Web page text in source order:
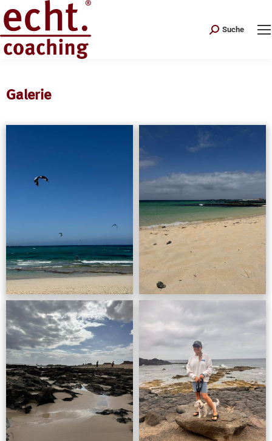
Search:
Suche
Galerie